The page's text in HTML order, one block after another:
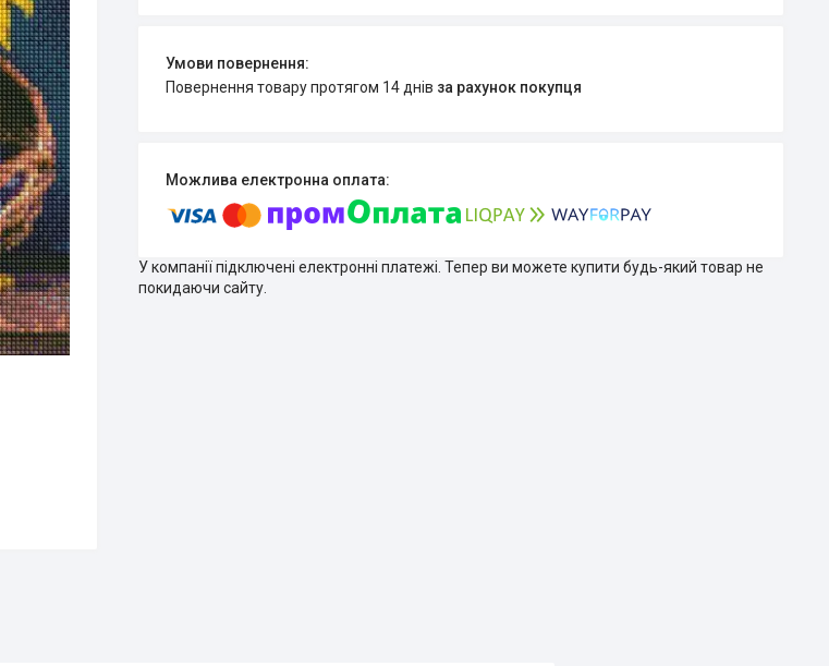
повернення товару протягом 14 днів за рахунок покупця
У компанії підключені електронні платежі. Тепер ви можете купити будь-який товар не
покидаючи сайту.